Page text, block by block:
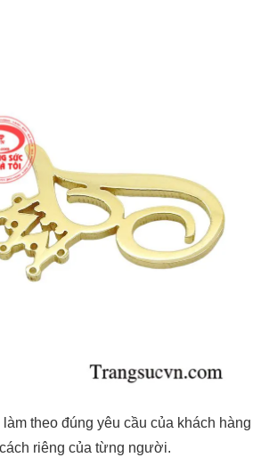
theo đúng yêu cầu của khách hàng
riêng của từng người.